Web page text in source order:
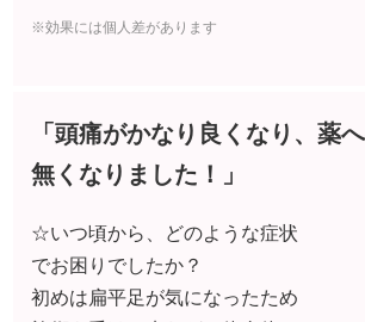
☆いつ頃から、どのような症状
施術を受けに来たが、体全体の
歪みや中学高校から悩まされた
頭痛のこともあり、改善できれ
☆当院の施術により、その症状はどの
て）良くなりましたか？